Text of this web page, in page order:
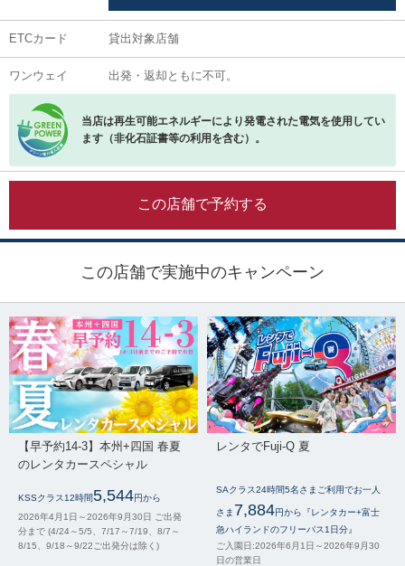
ETCカード 貸出対象店舗
ワンウェイ 出発・返却ともに不可。
当店は再生可能エネルギーにより発電された電気を使用してい
ます（非化石証書等の利用を含む）。
この店舗で予約する
この店舗で実施中のキャンペーン
【早予約14-3】本州+四国 春夏
のレンタカースペシャル
KSSクラス12時間5,544円から
2026年4月1日～2026年9月30日 ご出発
分まで (4/24～5/5、7/17～7/19、8/7～
8/15、9/18～9/22ご出発分は除く)
レンタでFuji-Q 夏
SAクラス24時間5名さまご利用でお一人
さま 7,884円から『レンタカー+富士
急ハイランドのフリーパス1日分』
ご入園日:2026年6月1日～2026年9月30
日の営業日